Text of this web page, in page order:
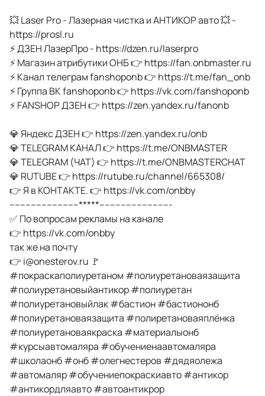
💥 Laser Pro - Лазерная чистка и АНТИКОР авто 💥 -
https://prosl.ru
⚡️ ДЗЕН ЛазерПро - https://dzen.ru/laserpro
⚡️ Магазин атрибутики ОНБ 👉 https://fan.onbmaster.ru
⚡️ Канал телеграм fanshoponb 👉 https://t.me/fan_onb
⚡️ Группа ВК fanshoponb 👉 https://vk.com/fanshoponb
⚡️ FANSHOP ДЗЕН 👉 https://zen.yandex.ru/fanonb
💎 Яндекс ДЗЕН 👉 https://zen.yandex.ru/onb
💎 TELEGRAM КАНАЛ 👉 https://t.me/ONBMASTER
💎 TELEGRAM (ЧАТ) 👉 https://t.me/ONBMASTERCHAT
💎 RUTUBE 👉 https://rutube.ru/channel/665308/
👉 Я в КОНТАКТЕ. 👉 https://vk.com/onbby
--------------------------*****---------------------------
✅ По вопросам рекламы на канале
👉 https://vk.com/onbby
так же на почту
👉 i@onesterov.ru 🚩
#покраскаполиуретаном #полиуретановаязащита
#полиуретановыйантикор #полиуретан
#полиуретановыйлак #бастион #бастиононб
#полиуретановаязащита #полиретановаяплёнка
#полиуретановаякраска #материалыонб
#курсыавтомаляра #обучениенаавтомаляра
#школаонб #онб #олегнестеров #дядяолежа
#автомаляр #обучениепокраскиавто #антикор
#антикордляавто #автоантикрор